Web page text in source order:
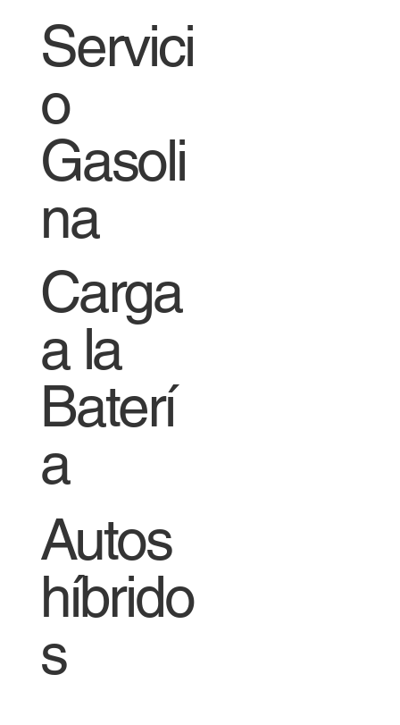
Servici
o
Gasoli
na
Carga
a la
Baterí
a
Autos
híbrido
s